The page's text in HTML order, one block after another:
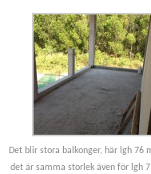
Det blir stora balkonger, här lgh 76
det är samma storlek även för lgh